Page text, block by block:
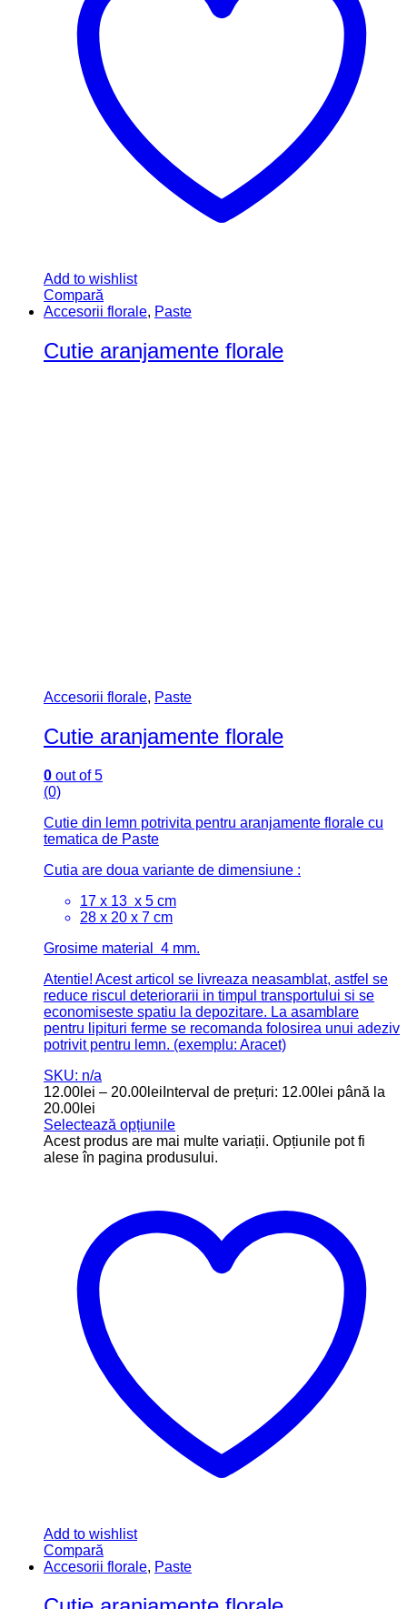
Add to wishlist
Compară
Accesorii florale, Paste
Cutie aranjamente florale
Accesorii florale, Paste
Cutie aranjamente florale
0 out of 5
(0)
Cutie din lemn potrivita pentru aranjamente florale cu
tematica de Paste
Cutia are doua variante de dimensiune :
17 x 13 x 5 cm
28 x 20 x 7 cm
Grosime material 4 mm.
Atentie! Acest articol se livreaza neasamblat, astfel se
reduce riscul deteriorarii in timpul transportului si se
economiseste spatiu la depozitare. La asamblare
pentru lipituri ferme se recomanda folosirea unui adeziv
potrivit pentru lemn. (exemplu: Aracet)
SKU: n/a
12.00 lei – 20.00 lei Interval de prețuri: 12.00lei până la
20.00lei
Selectează opțiunile
Acest produs are mai multe variații. Opțiunile pot fi
alese în pagina produsului.
Add to wishlist
Compară
Accesorii florale, Paste